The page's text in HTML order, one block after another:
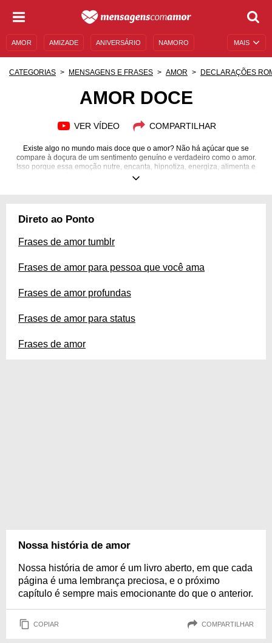
MAIS
AMOR AMIZADE ANIVERSÁRIO NAMORO
CATEGORIAS MENSAGENS E FRASES AMOR DECLARAÇÕES
AMOR DOCE
VER VÍDEO COMPARTILHAR
Existe algo no mundo mais doce que o amor? Não há açúcar que se
compare à doçura de um sentimento genuíno e verdadeiro como o amor.
Isso porque essa emoção nutre, encanta, hipnotiza, energiza, alimenta e
aquece o coração de qualquer um. Uma simples frase ou gesto de amor é
sentimento se aflore e se propague ainda mais pelo universo.
Direto ao Ponto
Frases de amor tumblr
Frases de amor para pessoa que você ama
Frases de amor profundas
Frases de amor para status
Frases de amor
Nossa história de amor
Nossa história de amor é um livro aberto, em que cada
página é uma lembrança preciosa, e o próximo
capítulo é sempre mais emocionante do que o anterior.
COPIAR COMPARTILHAR